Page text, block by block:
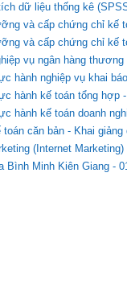
dữ liệu thống kê
và cấp chứng chỉ kế
và cấp chứng chỉ kế
vụ ngân hàng
hành nghiệp vụ khai
hành kế toán tổng hợp
hành kế toán doanh
căn bản - Khai
(Internet
Bình Minh Kiên Giang -